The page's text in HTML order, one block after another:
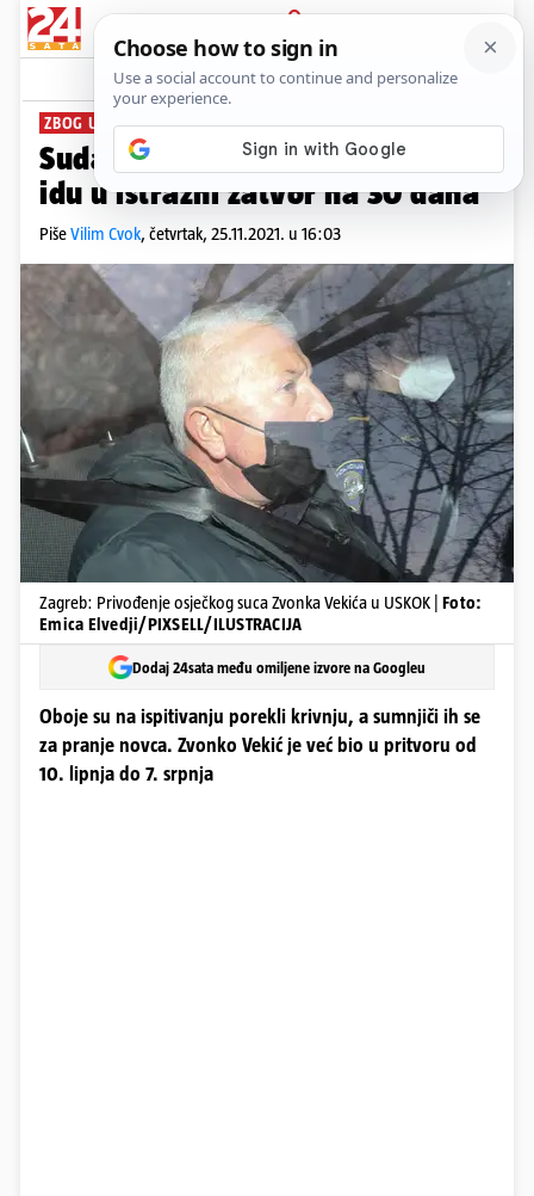
PRIJAVA
News Komentari
ZBOG UTJECAJA NA SVJEDOKE
Sudac Vekić i prijateljica Nataša
idu u istražni zatvor na 30 dana
PišeVilim Cvok, četvrtak, 25.11.2021. u 16:03
Zagreb: Privođenje osječkog suca Zvonka Vekića u USKOK | Foto:
Emica Elvedji/PIXSELL/ILUSTRACIJA
Dodaj 24sata među omiljene izvore na Googleu
Oboje su na ispitivanju porekli krivnju, a sumnjiči ih se
za pranje novca. Zvonko Vekić je već bio u pritvoru od
10. lipnja do 7. srpnja